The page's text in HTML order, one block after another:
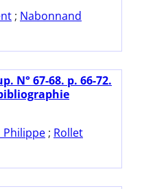
; Nabonnand
N° 67-68. p. 66-72.
Philippe ; Rollet